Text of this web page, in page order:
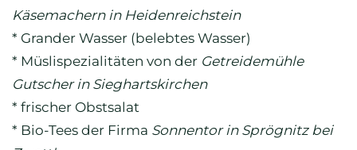
Käsemachern in Heidenreichstein
* Grander Wasser (belebtes Wasser)
* Müslispezialitäten von der Getreidemühle
Gutscher in Sieghartskirchen
* frischer Obstsalat
* Bio-Tees der Firma Sonnentor in Sprögnitz bei